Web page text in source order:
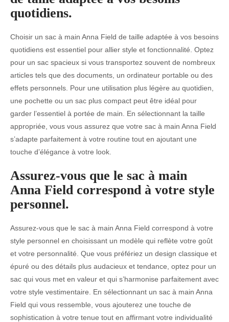
quotidiens.
Choisir un sac à main Anna Field de taille adaptée à vos besoins
quotidiens est essentiel pour allier style et fonctionnalité. Optez
pour un sac spacieux si vous transportez souvent de nombreux
articles tels que des documents, un ordinateur portable ou des
effets personnels. Pour une utilisation plus légère au quotidien,
une pochette ou un sac plus compact peut être idéal pour
garder l’essentiel à portée de main. En sélectionnant la taille
appropriée, vous vous assurez que votre sac à main Anna Field
s’adapte parfaitement à votre routine tout en ajoutant une
touche d’élégance à votre look.
Assurez-vous que le sac à main
Anna Field correspond à votre style
personnel.
Assurez-vous que le sac à main Anna Field correspond à votre
style personnel en choisissant un modèle qui reflète votre goût
et votre personnalité. Que vous préfériez un design classique et
épuré ou des détails plus audacieux et tendance, optez pour un
sac qui vous met en valeur et qui s’harmonise parfaitement avec
votre style vestimentaire. En sélectionnant un sac à main Anna
Field qui vous ressemble, vous ajouterez une touche de
sophistication à votre tenue tout en affirmant votre individualité